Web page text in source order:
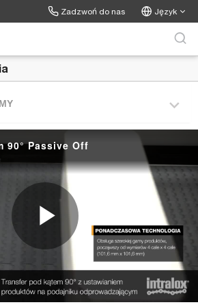
Zadzwoń do nas Język
90° Passive Off
P